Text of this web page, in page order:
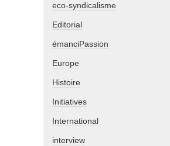
eco-syndicalisme
Editorial
émanciPassion
Europe
Histoire
Initiatives
International
interview